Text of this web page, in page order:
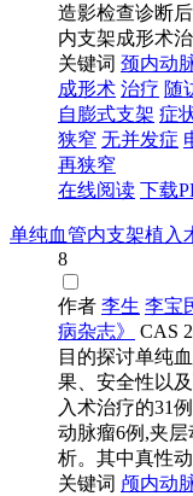
造影检查诊断
内支架成形术
关键词 颈内动
成形术 治疗 随
自膨式支架 症
狭窄 无并发症
再狭窄
在线阅读 下载
单纯血管内支架植入
8
作者 李生 李宝
病杂志》
CAS
目的探讨单纯
果、安全性以
入术治疗的31
动脉瘤6例,夹
析。其中真性
关键词 颅内动